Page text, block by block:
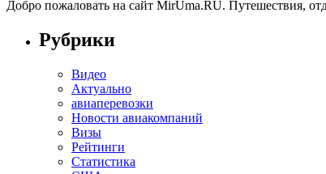
Добро пожаловать на сайт MirUma.RU. Путешествия,
Рубрики
Видео
Актуально
авиаперевозки
Новости авиакомпаний
Визы
Рейтинги
Статистика